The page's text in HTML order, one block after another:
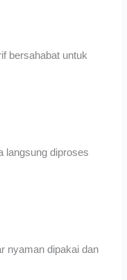
bersahabat untuk
langsung diproses
nyaman dipakai dan